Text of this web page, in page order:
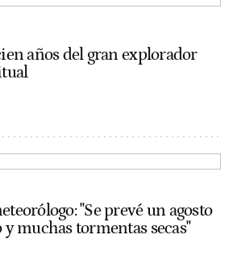
años del gran explorador
"Se prevé un agosto
muchas tormentas secas"